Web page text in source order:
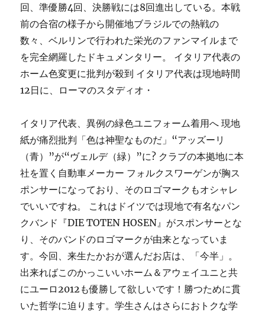
回、準優勝4回、決勝戦には8回進出している。本戦
前の合宿の様子から開催地ブラジルでの熱戦の
数々、ベルリンで行われた栄光のファンマイルまで
を完全網羅したドキュメンタリー。 イタリア代表の
ホーム色変更に批判が殺到 イタリア代表は現地時間
12日に、ローマのスタディオ・
イタリア代表、異例の緑色ユニフォーム着用へ 現地
紙が痛烈批判「色は神聖なものだ」“アッズーリ
（青）”が“ヴェルデ（緑）”に? クラブの本拠地に本
社を置く自動車メーカー フォルクスワーゲンが胸ス
ポンサーになっており、そのロゴマークもオシャレ
でいいですね。 これはドイツでは現地で有名なパン
クバンド『DIE TOTEN HOSEN』がスポンサーとな
り、そのバンドのロゴマークが由来となっていま
す。今回、来生たかおが選んだお店は、「今半」。
出来ればこのかっこいいホーム＆アウェイユニと共
にユーロ2012も優勝して欲しいです！勝つために貫
いた哲学に迫ります。学生さんはさらにおトクな学